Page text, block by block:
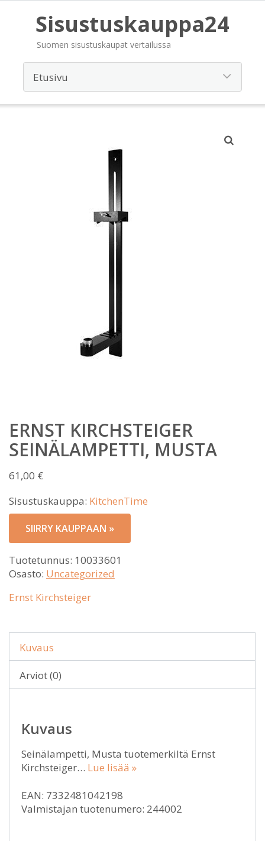
Sisustuskauppa24
Suomen sisustuskaupat vertailussa
ERNST KIRCHSTEIGER
SEINÄLAMPETTI, MUSTA
61,00 €
Sisustuskauppa: KitchenTime
SIIRRY KAUPPAAN »
Tuotetunnus: 10033601
Osasto: Uncategorized
Ernst Kirchsteiger
Kuvaus
Arviot (0)
Kuvaus
Seinälampetti, Musta tuotemerkiltä Ernst
Kirchsteiger… Lue lisää »
EAN: 7332481042198
Valmistajan tuotenumero: 244002